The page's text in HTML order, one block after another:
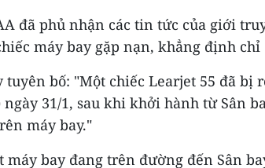
đã phủ nhận các tin tức của giới
máy bay gặp nạn, khẳng định chỉ
tuyên bố: "Một chiếc Learjet 55 đã bị
31/1, sau khi khởi hành từ Sân
máy bay."
máy bay đang trên đường đến Sân